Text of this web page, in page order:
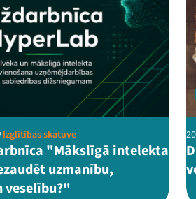
Izglītības skatuve
"Mākslīgā intelekta
uzmanību,
veselību?"